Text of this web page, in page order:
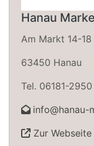
Hanau
Am Markt 14-18
63450 Hanau
Tel. 06181-
Zur Webseite